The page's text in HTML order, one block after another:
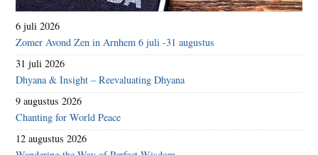
6 juli 2026
Zomer Avond Zen in Arnhem 6 juli -31 augustus
31 juli 2026
Dhyana & Insight – Reevaluating Dhyana
9 augustus 2026
Chanting for World Peace
12 augustus 2026